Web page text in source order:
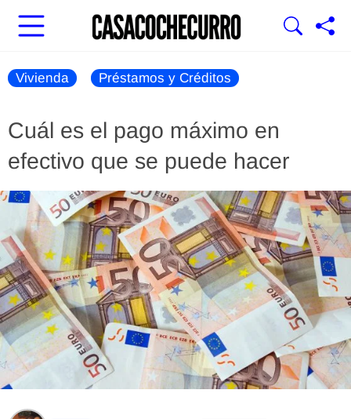
Vivienda Préstamos y Créditos
Cuál es el pago máximo en
efectivo que se puede hacer